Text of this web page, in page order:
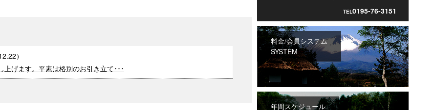
）
げます。平素は格別のお引き立て･･･
TEL0195-76-3151
料金/会員システム
SYSTEM
年間スケジュール